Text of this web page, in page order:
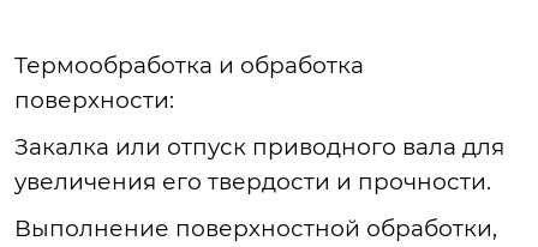
Термообработка и обработка
поверхности:
Закалка или отпуск приводного вала для
увеличения его твердости и прочности.
Выполнение поверхностной обработки,